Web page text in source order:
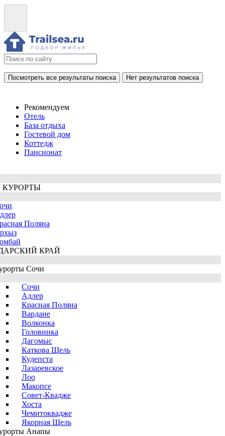
Посмотреть все результаты поиска Нет результатов поиска
Рекомендуем
Отель
База отдыха
Гостевой дом
Коттедж
Пансионат
КУРОРТЫ
Поляна
КРАЙ
Сочи
Сочи
Адлер
Красная Поляна
Вардане
Волконка
Головинка
Дагомыс
Каткова Щель
Кудепста
Лазаревское
Лоо
Макопсе
Совет-Квадже
Хоста
Чемитоквадже
Якорная Щель
Анапы